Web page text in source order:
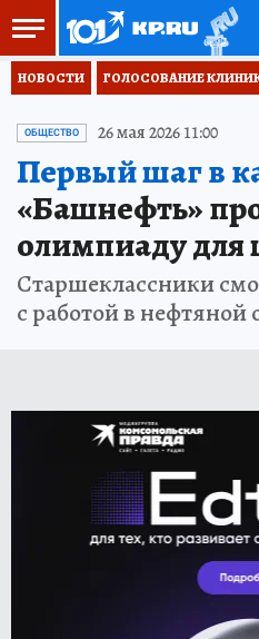
НОВОСТИ ГОЛОСОВАНИЕ
ОБЩЕСТВО 26 мая 2026 11:00
Первый шаг в
«Башнефть»
олимпиаду
Старшеклассники
с работой в нефтяной